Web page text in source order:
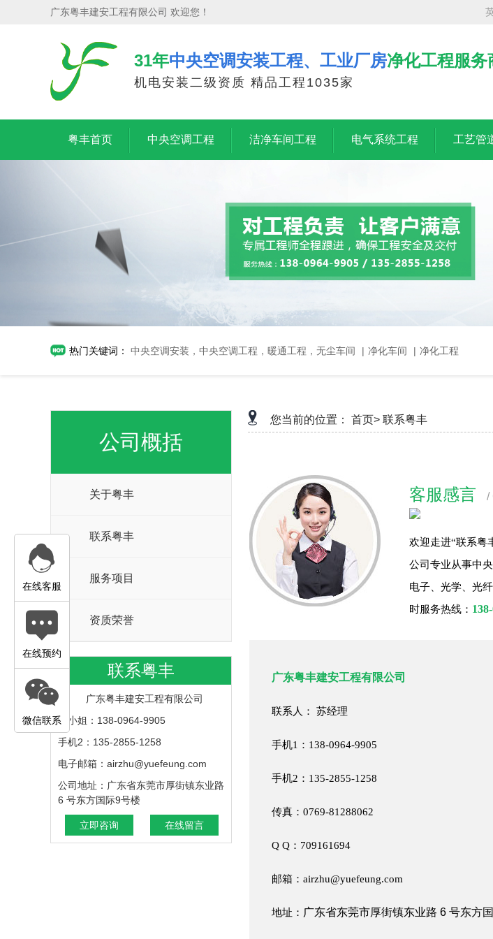
广东粤丰建安工程有限公司 欢迎您！
31年中央空调安装工程、工业厂房净化工程服务
机电安装二级资质 精品工程1035家
粤丰首页 中央空调工程 洁净车间工程 电气系统工程 工艺管
热门关键词： 中央空调安装，中央空调工程，暖通工程，无尘车间 | 净化车间 | 净化工程
公司概括
关于粤丰
联系粤丰
服务项目
资质荣誉
联系粤丰
广东粤丰建安工程有限公司
苏小姐：138-0964-9905
手机2：135-2855-1258
电子邮箱：airzhu@yuefeung.com
公司地址：广东省东莞市厚街镇东业路
6 号东方国际9号楼
立即咨询 在线留言
您当前的位置： 首页> 联系粤丰
客服感言 /
欢迎走进“联系粤
公司专业从事中
电子、光学、光
时服务热线 ：
广东粤丰建安工程有限公司
联系人： 苏经理
手机1：138-0964-9905
手机2：135-2855-1258
传真：0769-81288062
Q Q：709161694
邮箱：airzhu@yuefeung.com
地址： 广东省东莞市厚街镇东业路 6 号东方国
在线客服
在线预约
微信联系